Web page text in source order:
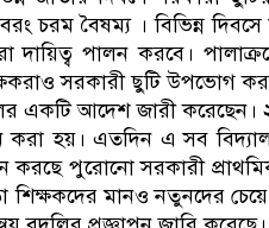
চরম বৈষম্য । বিভিন্ন দিবসে
পালন করবে।
সরকারী ছুটি উপভোগ
একটি আদেশ জারী করেছেন।
করা হয়। এতদিন এ সব
করছে পুরোনো সরকারী
শিক্ষকদের মানও নতুনদের